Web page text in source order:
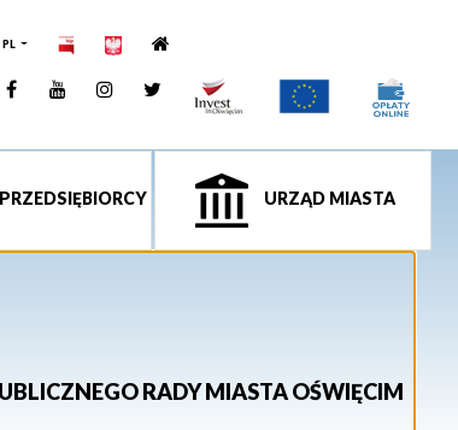
PL
FacebookYouTUbeInstagramTwitter
URZĄD MIASTA
RADY MIASTA OŚWIĘCIM